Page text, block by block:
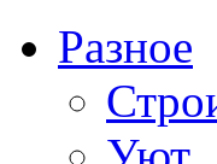
Разное